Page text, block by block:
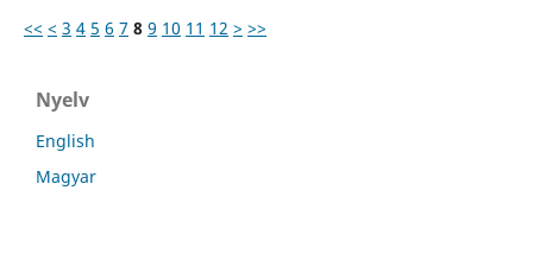
<< < 3 4 5 6 7 8 9 10 11 12 > >>
Nyelv
English
Magyar